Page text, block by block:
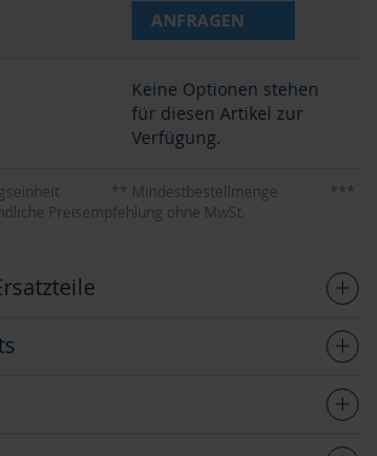
ANFRAGEN
Keine Optionen stehen
für diesen Artikel zur
Verfügung.
** Mindestbestellmenge
***
Preisempfehlung ohne MwSt.